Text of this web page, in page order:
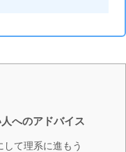
へのアドバイス
て理系に進もう